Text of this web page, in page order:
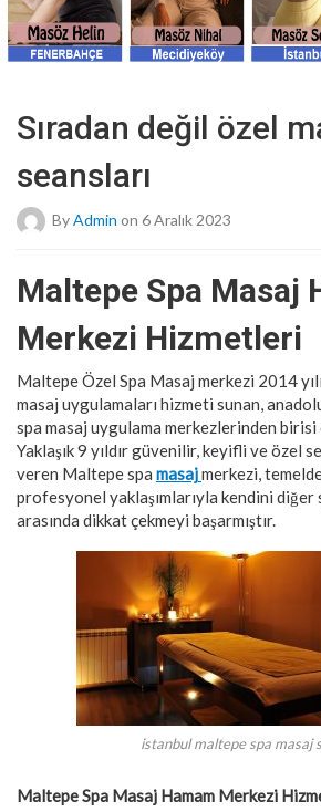
Sıradan değil özel
seansları
ByAdmin on 6 Aralık 2023
Maltepe Spa Masaj
Merkezi Hizmetleri
Maltepe Özel Spa Masaj merkezi 2014
masaj uygulamaları hizmeti sunan,
spa masaj uygulama merkezlerinden birisi
Yaklaşık 9 yıldır güvenilir, keyifli ve özel
veren Maltepe spa masajmerkezi,
profesyonel yaklaşımlarıyla kendini diğer
arasında dikkat çekmeyi başarmıştır.
istanbul maltepe spa masaj
Maltepe Spa Masaj Hamam Merkezi